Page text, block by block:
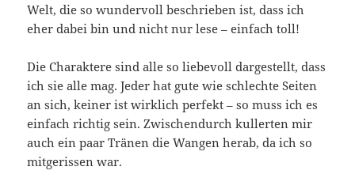
Welt, die so wundervoll beschrieben ist, dass ich
eher dabei bin und nicht nur lese – einfach toll!
Die Charaktere sind alle so liebevoll dargestellt, dass
ich sie alle mag. Jeder hat gute wie schlechte Seiten
an sich, keiner ist wirklich perfekt – so muss ich es
einfach richtig sein. Zwischendurch kullerten mir
auch ein paar Tränen die Wangen herab, da ich so
mitgerissen war.